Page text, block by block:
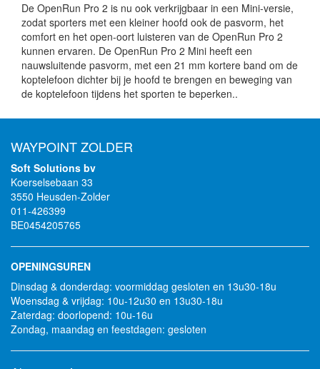
De OpenRun Pro 2 is nu ook verkrijgbaar in een Mini-versie,
zodat sporters met een kleiner hoofd ook de pasvorm, het
comfort en het open-oort luisteren van de OpenRun Pro 2
kunnen ervaren. De OpenRun Pro 2 Mini heeft een
nauwsluitende pasvorm, met een 21 mm kortere band om de
koptelefoon dichter bij je hoofd te brengen en beweging van
de koptelefoon tijdens het sporten te beperken..
WAYPOINT ZOLDER
Soft Solutions bv
Koerselsebaan 33
3550 Heusden-Zolder
011-426399
BE0454205765
OPENINGSUREN
Dinsdag & donderdag: voormiddag gesloten en 13u30-18u
Woensdag & vrijdag: 10u-12u30 en 13u30-18u
Zaterdag: doorlopend: 10u-16u
Zondag, maandag en feestdagen: gesloten